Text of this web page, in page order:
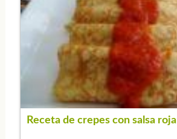
Receta de crepes con salsa roja